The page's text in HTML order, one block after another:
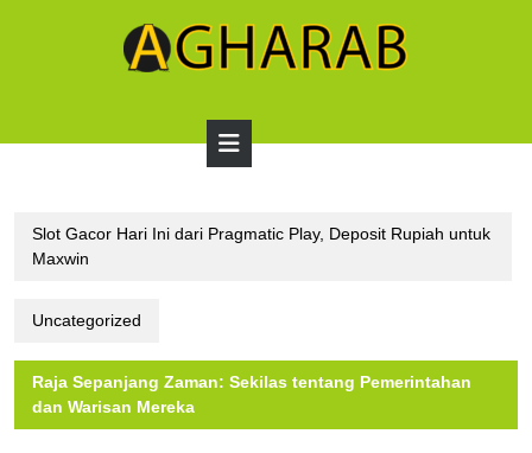
Open
Slot Gacor Hari Ini dari Pragmatic Play, Deposit Rupiah untuk
Maxwin
Uncategorized
Raja Sepanjang Zaman: Sekilas tentang Pemerintahan
dan Warisan Mereka